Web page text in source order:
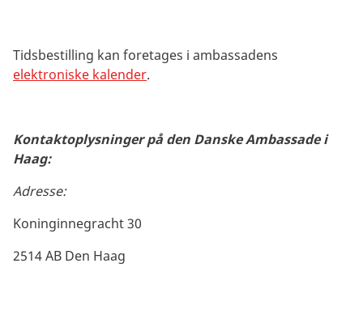
Tidsbestilling kan foretages i ambassadens
elektroniske kalender.
Kontaktoplysninger på den Danske Ambassade i
Haag:
Adresse:
Koninginnegracht 30
2514 AB Den Haag